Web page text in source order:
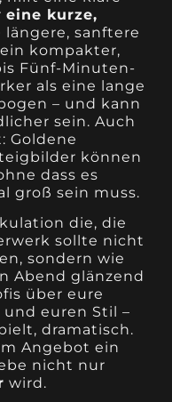
eine kurze,
längere, sanftere
kompakter,
Fünf-Minuten-
als eine lange
– und kann
sein. Auch
Goldene
können
dass es
groß sein muss.
die, die
sollte nicht
sondern wie
Abend glänzend
über eure
euren Stil –
dramatisch.
Angebot ein
nicht nur
wird.